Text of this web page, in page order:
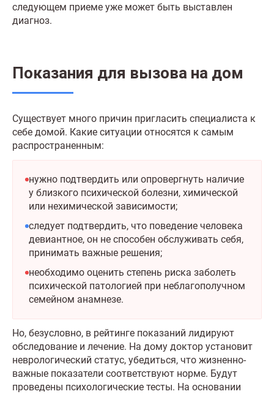
следующем приеме уже может быть выставлен
диагноз.
Показания для вызова на дом
Существует много причин пригласить специалиста к
себе домой. Какие ситуации относятся к самым
распространенным:
нужно подтвердить или опровергнуть наличие
у близкого психической болезни, химической
или нехимической зависимости;
следует подтвердить, что поведение человека
девиантное, он не способен обслуживать себя,
принимать важные решения;
необходимо оценить степень риска заболеть
психической патологией при неблагополучном
семейном анамнезе.
Но, безусловно, в рейтинге показаний лидируют
обследование и лечение. На дому доктор установит
неврологический статус, убедиться, что жизненно-
важные показатели соответствуют норме. Будут
проведены психологические тесты. На основании